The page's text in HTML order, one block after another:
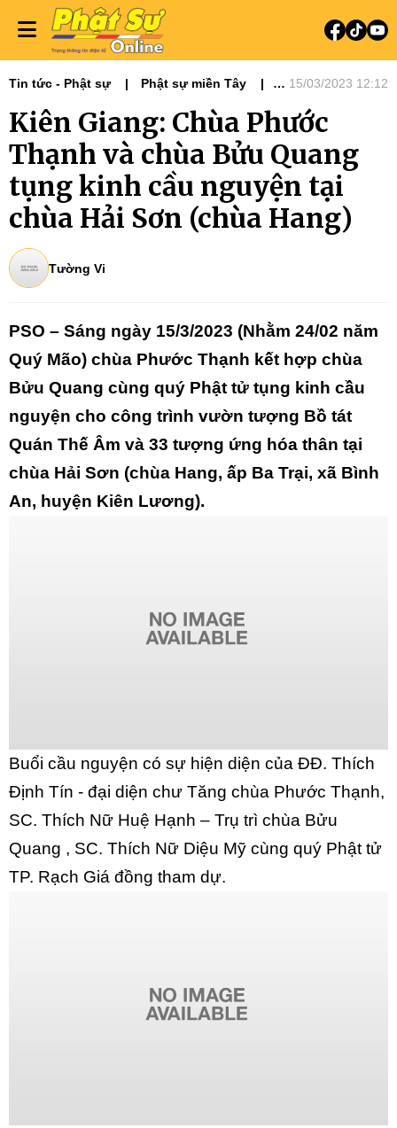
Tin tức - Phật sự
Phật sự miền Tây
15/03/2023 12:12
Kiên Giang: Chùa Phước
Thạnh và chùa Bửu Quang
tụng kinh cầu nguyện tại
chùa Hải Sơn (chùa Hang)
Tường Vi
PSO – Sáng ngày 15/3/2023 (Nhằm 24/02 năm
Quý Mão) chùa Phước Thạnh kết hợp chùa
Bửu Quang cùng quý Phật tử tụng kinh cầu
nguyện cho công trình vườn tượng Bồ tát
Quán Thế Âm và 33 tượng ứng hóa thân tại
chùa Hải Sơn (chùa Hang, ấp Ba Trại, xã Bình
An, huyện Kiên Lương).
Buổi cầu nguyện có sự hiện diện của ĐĐ. Thích
Định Tín - đại diện chư Tăng chùa Phước Thạnh,
SC. Thích Nữ Huệ Hạnh – Trụ trì chùa Bửu
Quang , SC. Thích Nữ Diệu Mỹ cùng quý Phật tử
TP. Rạch Giá đồng tham dự.